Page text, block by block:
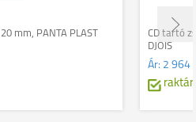
mm, PANTA PLAST
CD tartó
DJOIS
Ár: 2 964